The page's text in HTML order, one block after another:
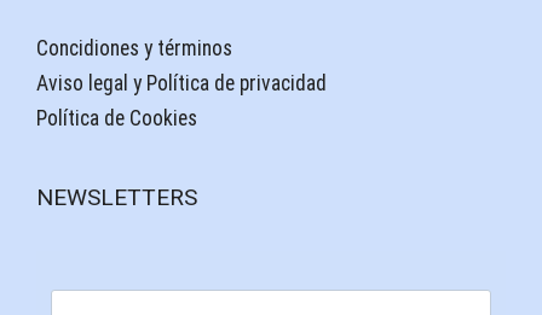
Concidiones y términos
Aviso legal y Política de privacidad
Política de Cookies
NEWSLETTERS